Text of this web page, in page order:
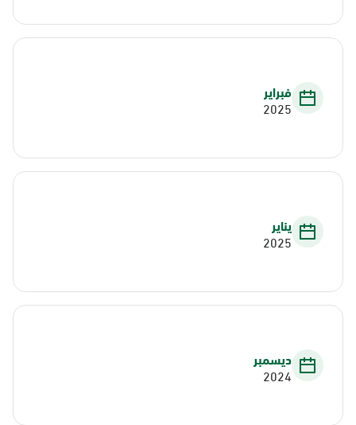
فبراير
2025
يناير
2025
ديسمبر
2024